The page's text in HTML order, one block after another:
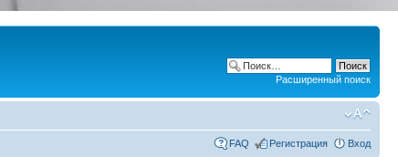
Расширенный поиск
FAQ Регистрация Вход